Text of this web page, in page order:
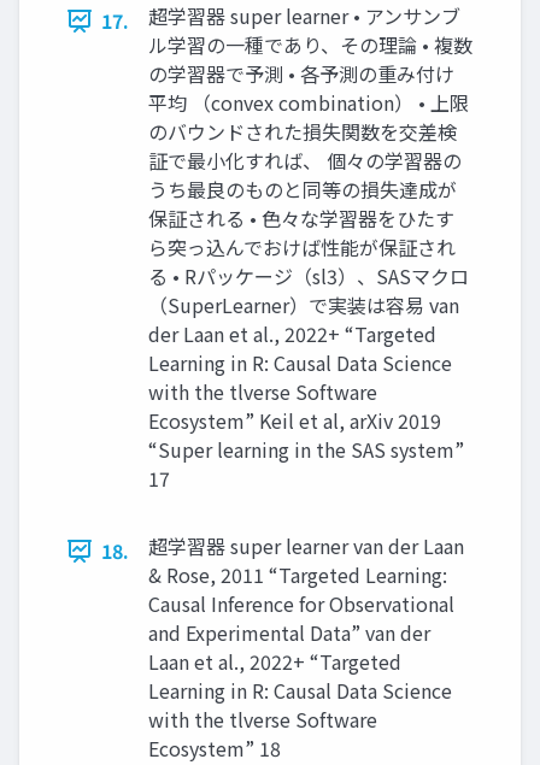
17.
超学習器 super learner • アンサンブ
ル学習の一種であり、その理論 • 複数
の学習器で予測 • 各予測の重み付け
平均 （convex combination） • 上限
のバウンドされた損失関数を交差検
証で最小化すれば、 個々の学習器の
うち最良のものと同等の損失達成が
保証される • 色々な学習器をひたす
ら突っ込んでおけば性能が保証され
る • Rパッケージ（sl3）、SASマクロ
（SuperLearner）で実装は容易 van
der Laan et al., 2022+ “Targeted
Learning in R: Causal Data Science
with the tlverse Software
Ecosystem” Keil et al, arXiv 2019
“Super learning in the SAS system”
17
18.
超学習器 super learner van der Laan
& Rose, 2011 “Targeted Learning:
Causal Inference for Observational
and Experimental Data” van der
Laan et al., 2022+ “Targeted
Learning in R: Causal Data Science
with the tlverse Software
Ecosystem” 18